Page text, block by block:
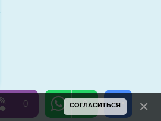
0 0
СОГЛАСИТЬСЯ